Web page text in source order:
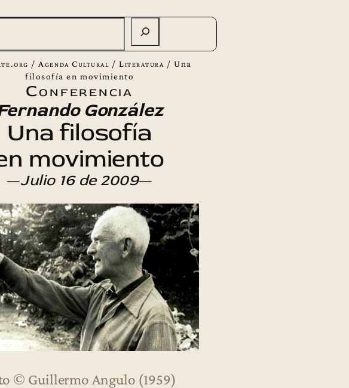
/ Agenda Cultural /Literatura /Una
filosofía en movimiento
Conferencia
González
Una filosofía
movimiento
—Julio 16 de 2009—
© Guillermo Angulo (1959)